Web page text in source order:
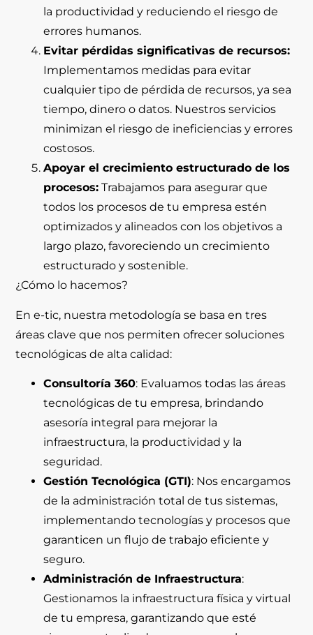
la productividad y reduciendo el riesgo de
errores humanos.
Evitar pérdidas significativas de recursos:
Implementamos medidas para evitar
cualquier tipo de pérdida de recursos, ya sea
tiempo, dinero o datos. Nuestros servicios
minimizan el riesgo de ineficiencias y errores
costosos.
Apoyar el crecimiento estructurado de los
procesos: Trabajamos para asegurar que
todos los procesos de tu empresa estén
optimizados y alineados con los objetivos a
largo plazo, favoreciendo un crecimiento
estructurado y sostenible.
¿Cómo lo hacemos?
Ene-tic, nuestra metodología se basa en tres
áreas clave que nos permiten ofrecer soluciones
tecnológicas de alta calidad:
Consultoría 360: Evaluamos todas las áreas
tecnológicas de tu empresa, brindando
asesoría integral para mejorar la
infraestructura, la productividad y la
seguridad.
Gestión Tecnológica (GTI): Nos encargamos
de la administración total de tus sistemas,
implementando tecnologías y procesos que
garanticen un flujo de trabajo eficiente y
seguro.
Administración de Infraestructura:
Gestionamos la infraestructura física y virtual
de tu empresa, garantizando que esté